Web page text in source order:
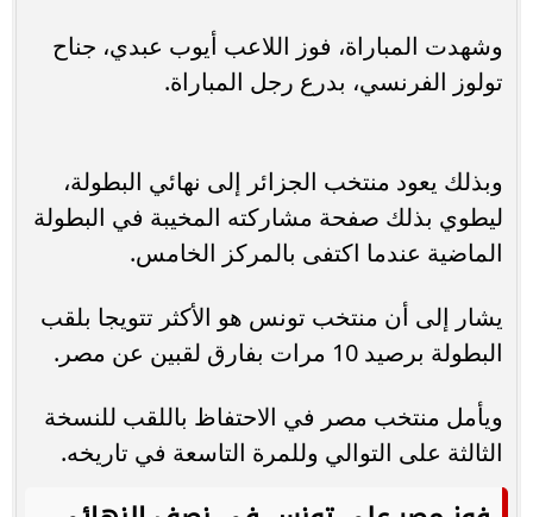
وشهدت المباراة، فوز اللاعب أيوب عبدي، جناح
تولوز الفرنسي، بدرع رجل المباراة.
وبذلك يعود منتخب الجزائر إلى نهائي البطولة،
ليطوي بذلك صفحة مشاركته المخيبة في البطولة
الماضية عندما اكتفى بالمركز الخامس.
يشار إلى أن منتخب تونس هو الأكثر تتويجا بلقب
البطولة برصيد 10 مرات بفارق لقبين عن مصر.
ويأمل منتخب مصر في الاحتفاظ باللقب للنسخة
الثالثة على التوالي وللمرة التاسعة في تاريخه.